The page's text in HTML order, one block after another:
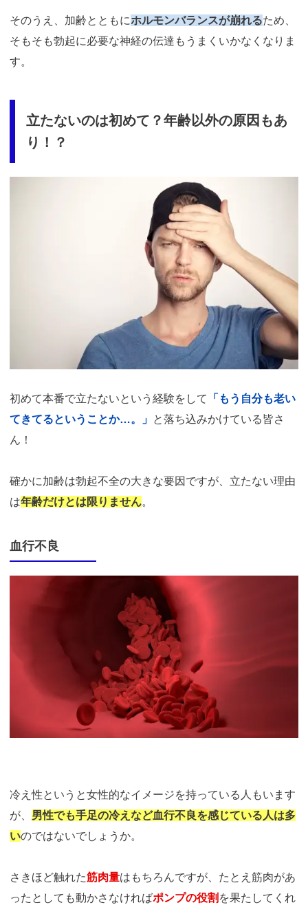
そのうえ、加齢とともにホルモンバランスが崩れるため、
そもそも勃起に必要な神経の伝達もうまくいかなくなりま
す。
立たないのは初めて？年齢以外の原因もあ
り！？
初めて本番で立たないという経験をして
「もう自分も老い
てきてるということか…。」 と落ち込みかけている皆さ
ん！
確かに加齢は勃起不全の大きな要因ですが、立たない理由
は年齢だけとは限りません。
血行不良
冷え性というと女性的なイメージを持っている人もいます
が、 男性でも手足の冷えなど血行不良を感じている人は多
いのではないでしょうか。
さきほど触れた筋肉量はもちろんですが、たとえ筋肉があ
ったとしても動かさなければポンプの役割 を果たしてくれ